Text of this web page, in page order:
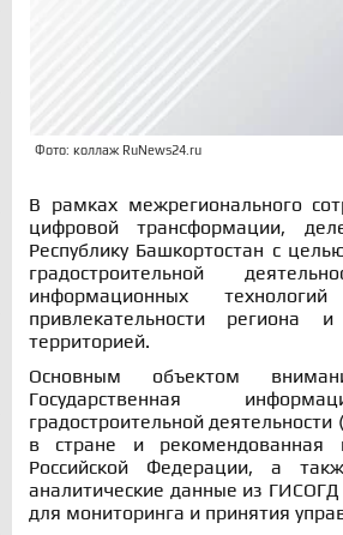
Фото: коллаж RuNews24.ru
В рамках межрегионального
цифровой трансформации,
Республику Башкортостан с
градостроительной
информационных
привлекательности региона
территорией.
Основным объектом
Государственная
градостроительной
в стране и рекомендованная
Российской Федерации, а
аналитические данные из
для мониторинга и принятия